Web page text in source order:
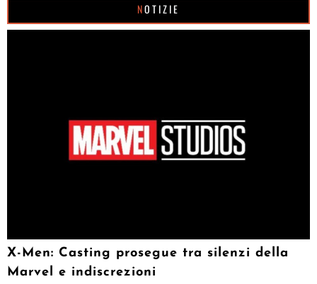
NOTIZIE
X-Men: Casting prosegue tra silenzi della
Marvel e indiscrezioni